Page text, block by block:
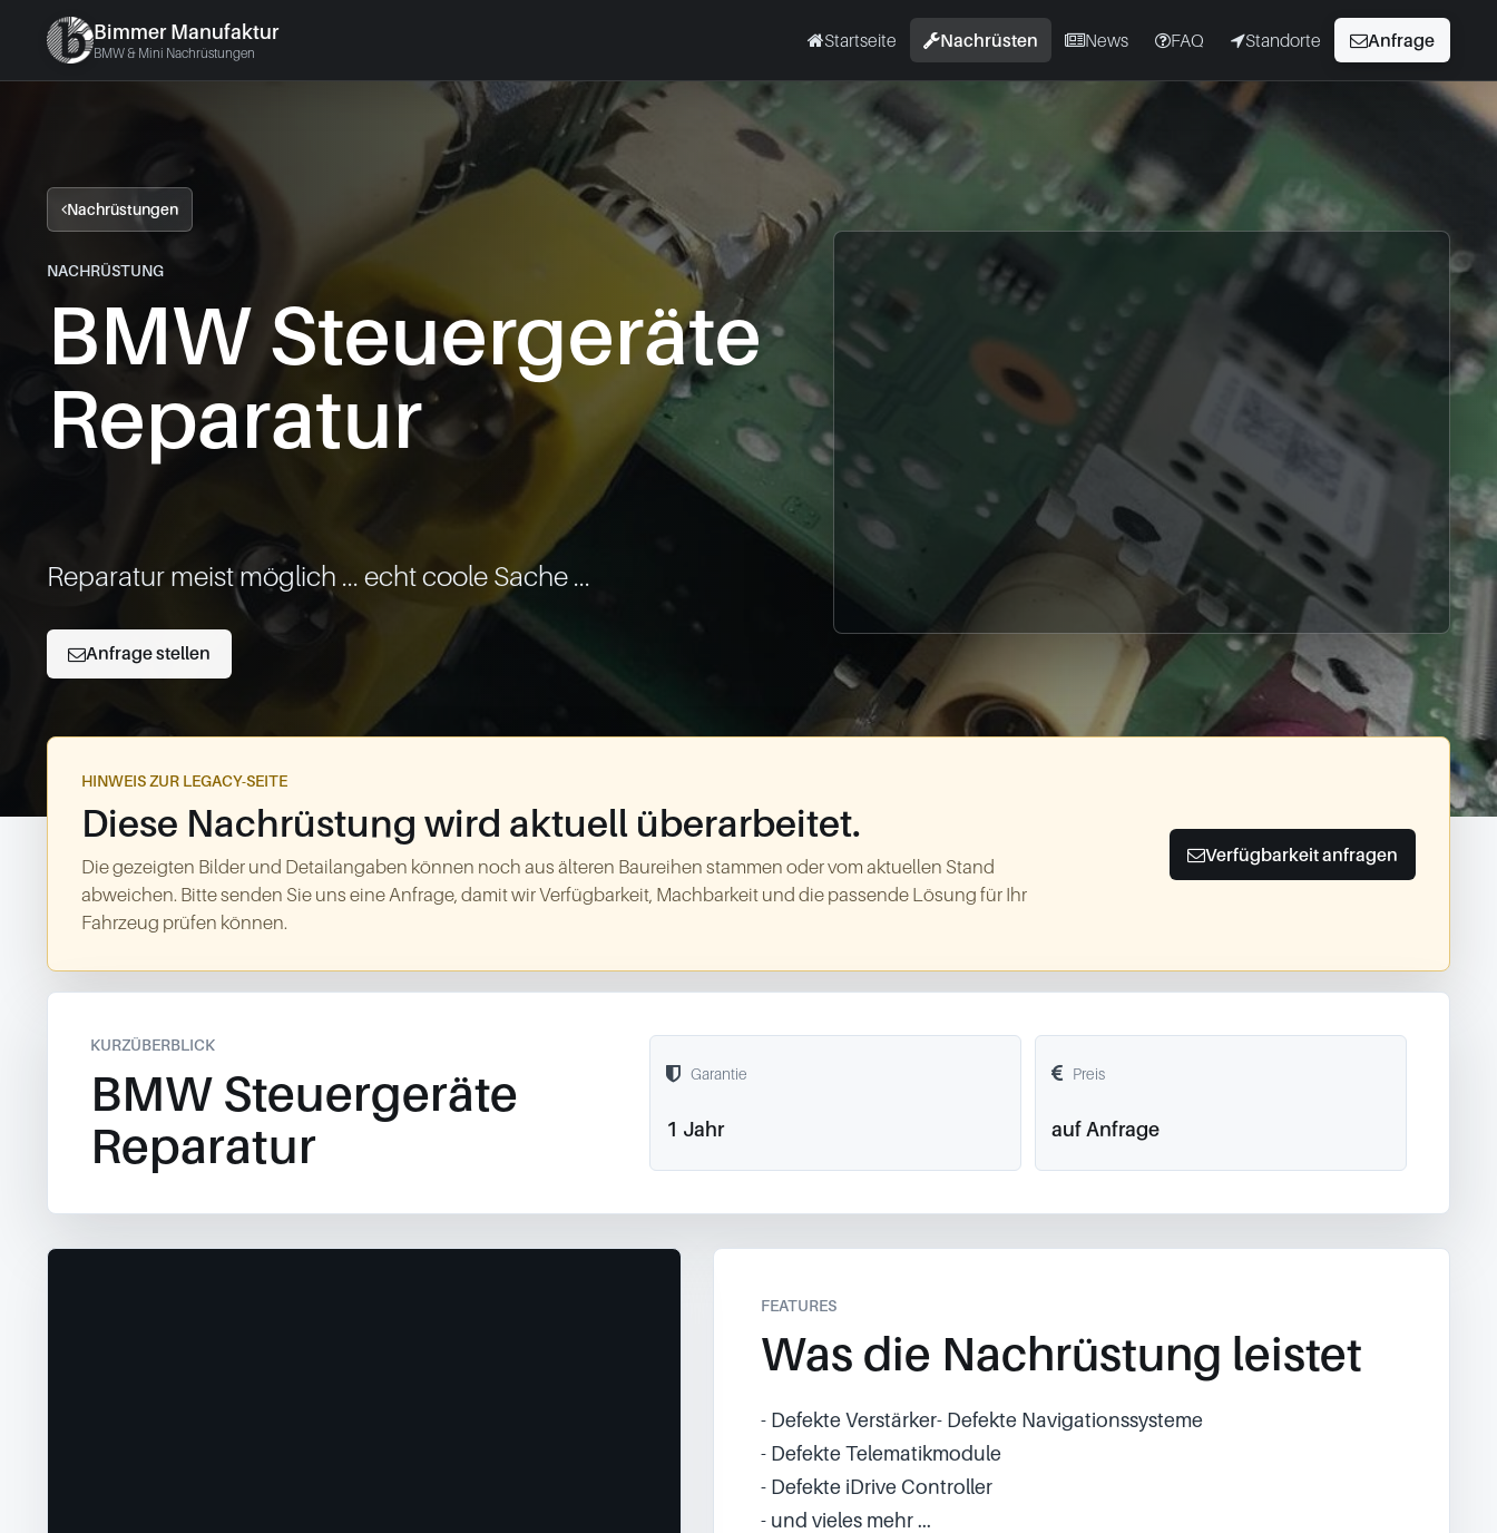
Bimmer Manufaktur
BMW & Mini Nachrüstungen
Startseite Nachrüsten News FAQ Standorte Anfrage
Nachrüstungen
NACHRÜSTUNG
BMW Steuergeräte
Reparatur
Reparatur meist möglich ... echt coole Sache ...
Anfrage stellen
HINWEIS ZUR LEGACY-SEITE
Diese Nachrüstung wird aktuell überarbeitet.
Die gezeigten Bilder und Detailangaben können noch aus älteren Baureihen stammen oder vom aktuellen Stand
abweichen. Bitte senden Sie uns eine Anfrage, damit wir Verfügbarkeit, Machbarkeit und die passende Lösung für Ihr
Fahrzeug prüfen können.
Verfügbarkeit anfragen
KURZÜBERBLICK
BMW Steuergeräte
Reparatur
Garantie
1 Jahr
Preis
auf Anfrage
FEATURES
Was die Nachrüstung leistet
- Defekte Verstärker- Defekte Navigationssysteme
- Defekte Telematikmodule
- Defekte iDrive Controller
- und vieles mehr ...